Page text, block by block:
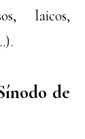
laicos,
de